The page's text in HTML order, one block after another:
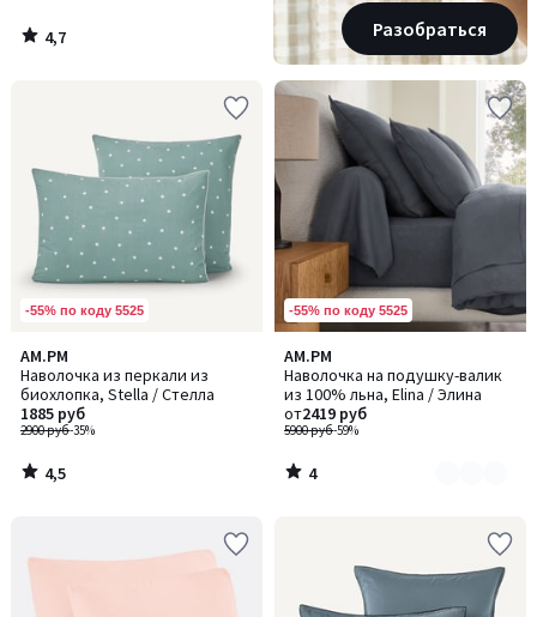
4,7
/
Разобраться
-55% по коду 5525
AM.PM
Наволочка из перкали из
биохлопка, Stella / Стелла
2900 руб-35%
1885 руб
4,5
/ 5
4,5
/
-55% по коду 5525
AM.PM
Наволочка на подушку-валик
из 100% льна, Elina / Элина
5900 руб-59%
от2419 руб
4
/
5
Количество
цветов:
3
4
/